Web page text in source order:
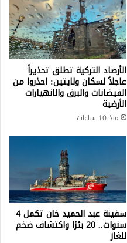
الأرصاد التركية تطلق تحذيراً
عاجلاً لسكان ولايتين: احذروا من
الفيضانات والبرق والانهيارات
الأرضية
منذ 10 ساعات
سفينة عبد الحميد خان تكمل 4
سنوات.. 20 بئرًا واكتشاف ضخم
للغاز